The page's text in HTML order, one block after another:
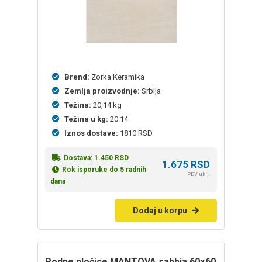
Brend: Zorka Keramika
Zemlja proizvodnje: Srbija
Težina: 20,14 kg
Težina u kg: 20.14
Iznos dostave: 1810 RSD
Dostava: 1.450 RSD
Rok isporuke do 5 radnih
dana
1.675 RSD
PDV uklj.
Dodaj u korpu